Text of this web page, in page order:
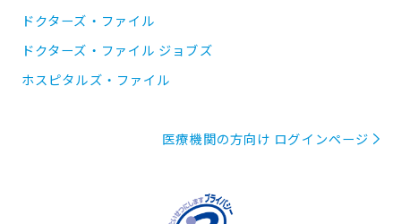
ドクターズ・ファイル
ドクターズ・ファイル ジョブズ
ホスピタルズ・ファイル
医療機関の方向け ログインページ